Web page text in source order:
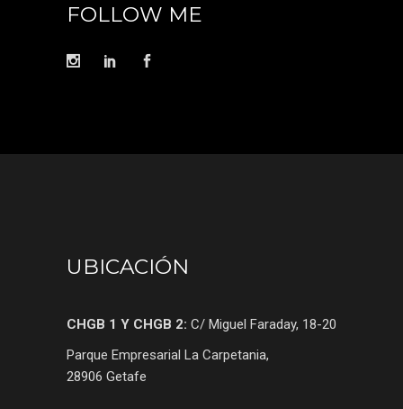
FOLLOW ME
UBICACIÓN
CHGB 1 Y CHGB 2: C/ Miguel Faraday, 18-20
Parque Empresarial La Carpetania,
28906 Getafe